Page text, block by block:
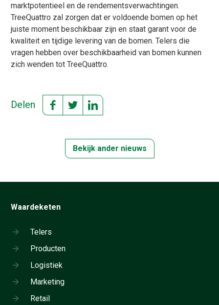
marktpotentieel en de rendementsverwachtingen.
TreeQuattro zal zorgen dat er voldoende bomen op het
juiste moment beschikbaar zijn en staat garant voor de
kwaliteit en tijdige levering van de bomen. Telers die
vragen hebben over beschikbaarheid van bomen kunnen
zich wenden tot TreeQuattro.
Delen
Bekijk ander nieuws
Waardeketen
Telers
Producten
Logistiek
Marketing
Retail